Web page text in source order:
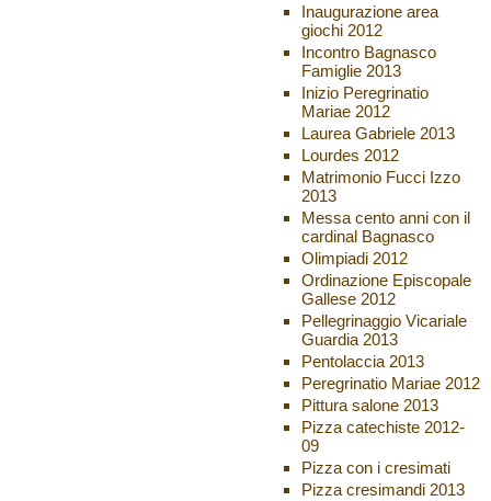
Inaugurazione area
giochi 2012
Incontro Bagnasco
Famiglie 2013
Inizio Peregrinatio
Mariae 2012
Laurea Gabriele 2013
Lourdes 2012
Matrimonio Fucci Izzo
2013
Messa cento anni con il
cardinal Bagnasco
Olimpiadi 2012
Ordinazione Episcopale
Gallese 2012
Pellegrinaggio Vicariale
Guardia 2013
Pentolaccia 2013
Peregrinatio Mariae 2012
Pittura salone 2013
Pizza catechiste 2012-
09
Pizza con i cresimati
Pizza cresimandi 2013